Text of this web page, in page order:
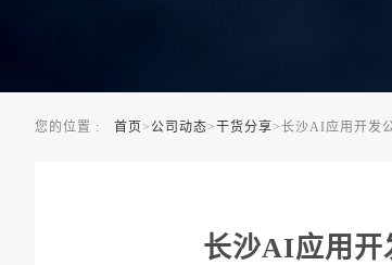
您的位置 : 首页>公司动态>干货分享>长沙AI应用开发
长沙AI应用开